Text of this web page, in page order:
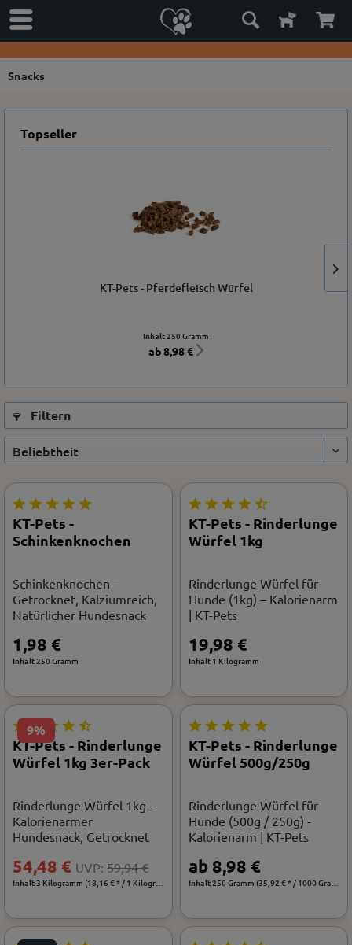
Snacks
Topseller
KT-Pets - Pferdefleisch Würfel
Inhalt250 Gramm
ab 8,98 €
Filtern
KT-Pets -
Schinkenknochen
Schinkenknochen –
Getrocknet, Kalziumreich,
Natürlicher Hundesnack
1,98 €
Inhalt250 Gramm
KT-Pets - Rinderlunge
Würfel 1kg
Rinderlunge Würfel für
Hunde (1kg) – Kalorienarm
| KT-Pets
19,98 €
Inhalt 1 Kilogramm
9%
KT-Pets - Rinderlunge
Würfel 1kg 3er-Pack
Rinderlunge Würfel 1kg –
Kalorienarmer
Hundesnack, Getrocknet
UVP:59,94 €
54,48 €
Inhalt3 Kilogramm (18,16 € * / 1 Kilogramm)
KT-Pets - Rinderlunge
Würfel 500g/250g
Rinderlunge Würfel für
Hunde (500g / 250g) -
Kalorienarm | KT-Pets
ab 8,98 €
Inhalt250 Gramm (35,92 € * / 1000 Gramm)